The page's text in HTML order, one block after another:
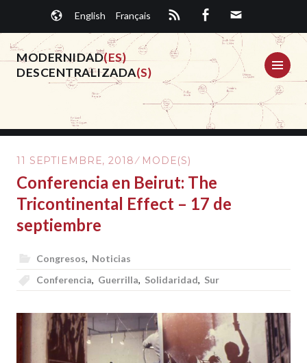
contenido.
English Français
MODERNIDAD(ES)
DESCENTRALIZADA(S)
11 SEPTIEMBRE, 2018 MODE(S)
Conferencia en Beirut: The
Tricontinental Effect – 17 de
septiembre
Congresos, Noticias
Conferencia, Guerrilla, Solidaridad, Sur